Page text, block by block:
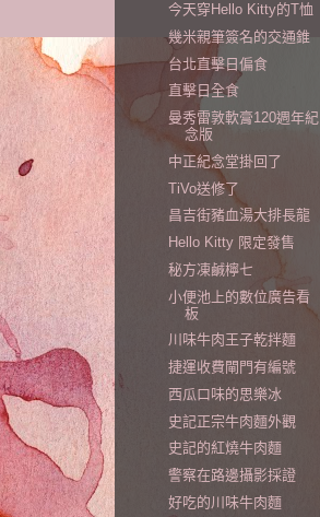
今天穿Hello Kitty的T恤
幾米親筆簽名的交通錐
台北直擊日偏食
直擊日全食
曼秀雷敦軟膏120週年紀
念版
中正紀念堂掛回了
TiVo送修了
昌吉街豬血湯大排長龍
Hello Kitty 限定發售
秘方凍鹹檸七
小便池上的數位廣告看
板
川味牛肉王子乾拌麵
捷運收費閘門有編號
西瓜口味的思樂冰
史記正宗牛肉麵外觀
史記的紅燒牛肉麵
警察在路邊攝影採證
好吃的川味牛肉麵